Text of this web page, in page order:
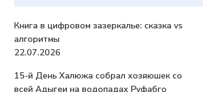
Книга в цифровом зазеркалье: сказка vs
алгоритмы
22.07.2026
15-й День Халюжа собрал хозяюшек со
всей Адыгеи на водопадах Руфабго